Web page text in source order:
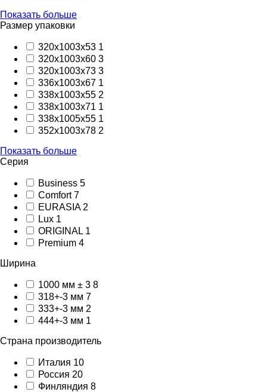
Показать больше
Размер упаковки
320х1003х53 1
320х1003х60 3
320х1003х73 3
336х1003х67 1
338х1003х55 2
338х1003х71 1
338х1005х55 1
352х1003х78 2
Показать больше
Серия
Business 5
Comfort 7
EURASIA 2
Lux 1
ORIGINAL 1
Premium 4
Ширина
1000 мм ± 3 8
318+-3 мм 7
333+-3 мм 2
444+-3 мм 1
Страна производитель
Италия 10
Россия 20
Финляндия 8